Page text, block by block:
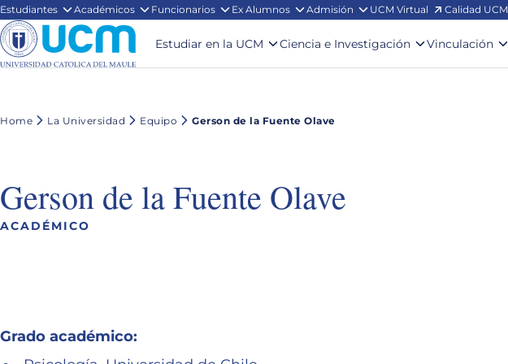
Estudiantes Académicos Funcionarios Ex Alumnos Admisión UCM Virtual Calidad UCM
Estudiar en la UCM Ciencia e Investigación Vinculación
Home La Universidad Equipo Gerson de la Fuente Olave
Gerson de la Fuente Olave
ACADÉMICO
Grado académico: